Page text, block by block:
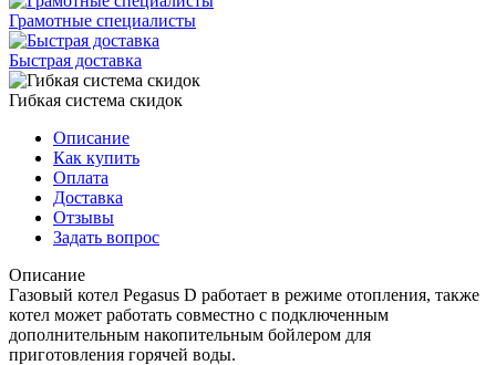
Грамотные специалисты
Быстрая доставка
Гибкая система скидок
Описание
Как купить
Оплата
Доставка
Отзывы
Задать вопрос
Описание
Газовый котел Pegasus D работает в режиме отопления, также
котел может работать совместно с подключенным
дополнительным накопительным бойлером для
приготовления горячей воды.